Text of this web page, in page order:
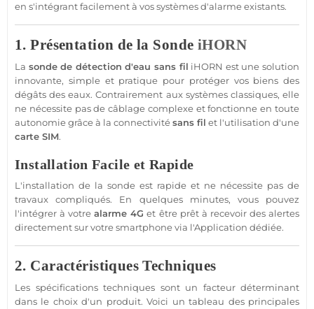
en s'intégrant facilement à vos systèmes d'alarmeexistants.
1. Présentation de la Sonde iHORN
La sonde de détection d'eau sans fil iHORN est une solution
innovante, simple et pratique pour protégervos biens des
dégâts des eaux. Contrairement aux systèmes classiques, elle
ne nécessite pas de câblage complexe et fonctionne en toute
autonomie grâce à la connectivitésans fil et l'utilisation d'une
carte SIM.
Installation Facile et Rapide
L'installation de la sonde est rapide et ne nécessite pas de
travaux compliqués. En quelques minutes, vous pouvez
l'intégrer à votrealarme 4G et être prêt à recevoir des alertes
directement sur votresmartphonevia l'Application dédiée.
2. Caractéristiques Techniques
Les spécifications techniques sont un facteur déterminant
dans le choix d'un produit. Voici un tableau des principales